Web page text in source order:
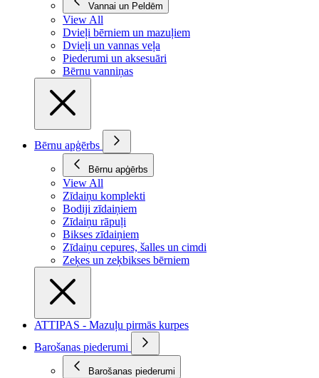
Vannai un Peldēm
View All
Dvieļi bērniem un mazuļiem
Dvieļi un vannas veļa
Piederumi un aksesuāri
Bērnu vanniņas
Bērnu apģērbs
Bērnu apģērbs
View All
Zīdaiņu komplekti
Bodiji zīdaiņiem
Zīdaiņu rāpuļi
Bikses zīdaiņiem
Zīdaiņu cepures, šalles un cimdi
Zeķes un zeķbikses bērniem
ATTIPAS - Mazuļu pirmās kurpes
Barošanas piederumi
Barošanas piederumi